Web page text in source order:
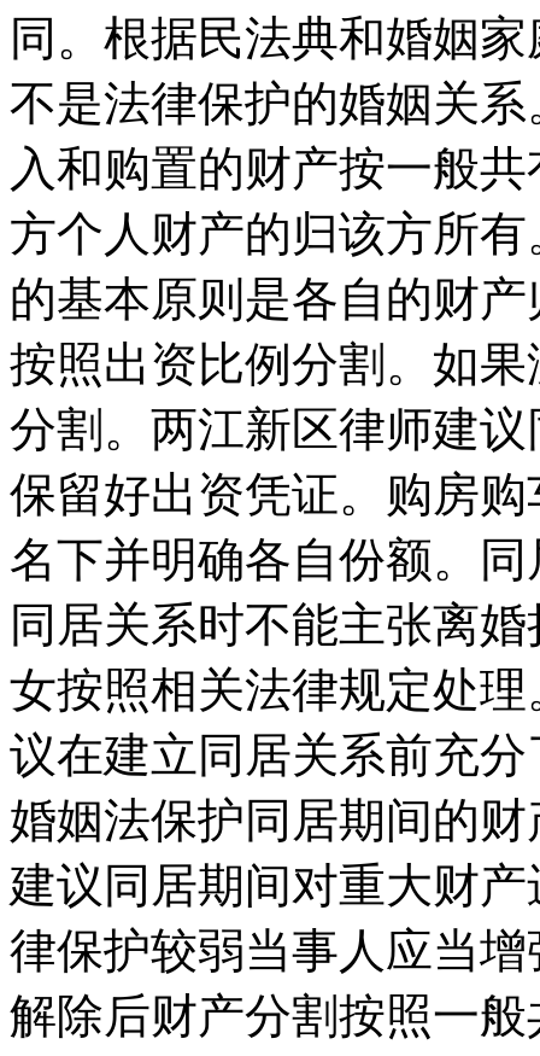
同。根据民法典和婚姻
不是法律保护的婚姻关
入和购置的财产按一般
方个人财产的归该方所
的基本原则是各自的财
按照出资比例分割。如
分割。两江新区律师建
保留好出资凭证。购房
名下并明确各自份额。
同居关系时不能主张离
女按照相关法律规定处
议在建立同居关系前充
婚姻法保护同居期间的
建议同居期间对重大财
律保护较弱当事人应当
解除后财产分割按照一